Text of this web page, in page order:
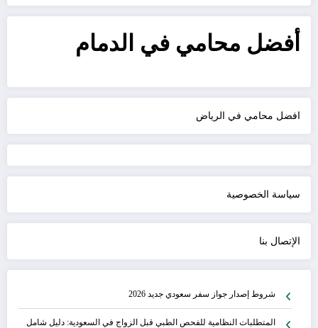
أفضل محامي في الدمام
افضل محامي في الرياض
سياسة الخصوصية
الإتصال بنا
شروط إصدار جواز سفر سعودي جديد 2026
المتطلبات النظامية للفحص الطبي قبل الزواج في السعودية: دليل شامل